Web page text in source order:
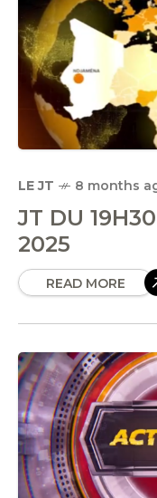
LE JT 8 months
JT DU
2025
READ MORE